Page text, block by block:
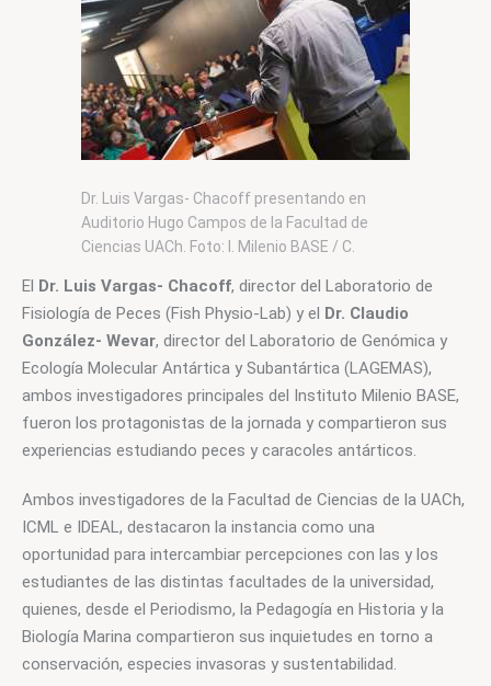
Dr. Luis Vargas- Chacoff presentando en
Auditorio Hugo Campos de la Facultad de
Ciencias UACh. Foto: I. Milenio BASE / C.
El Dr. Luis Vargas- Chacoff, director del Laboratorio de
Fisiología de Peces (Fish Physio-Lab) y el Dr. Claudio
González- Wevar, director del Laboratorio de Genómica y
Ecología Molecular Antártica y Subantártica (LAGEMAS),
ambos investigadores principales del Instituto Milenio BASE,
fueron los protagonistas de la jornada y compartieron sus
experiencias estudiando peces y caracoles antárticos.
Ambos investigadores de la Facultad de Ciencias de la UACh,
ICML e IDEAL, destacaron la instancia como una
oportunidad para intercambiar percepciones con las y los
estudiantes de las distintas facultades de la universidad,
quienes, desde el Periodismo, la Pedagogía en Historia y la
Biología Marina compartieron sus inquietudes en torno a
conservación, especies invasoras y sustentabilidad.